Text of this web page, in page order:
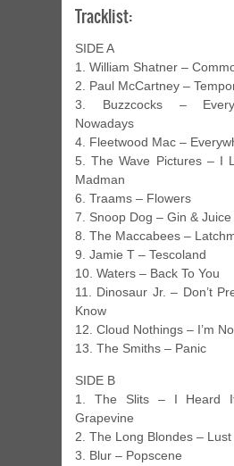
Tracklist:
SIDE A
1. William Shatner –
2. Paul McCartney –
3. Buzzcocks –
Nowadays
4. Fleetwood Mac –
5. The Wave Pictures – I
Madman
6. Traams – Flowers
7. Snoop Dog – Gin & Juice
8. The Maccabees –
9. Jamie T – Tescoland
10. Waters – Back To You
11. Dinosaur Jr. – Don’t
Know
12. Cloud Nothings – I’m
13. The Smiths – Panic
SIDE B
1. The Slits – I Heard
Grapevine
2. The Long Blondes –
3. Blur – Popscene